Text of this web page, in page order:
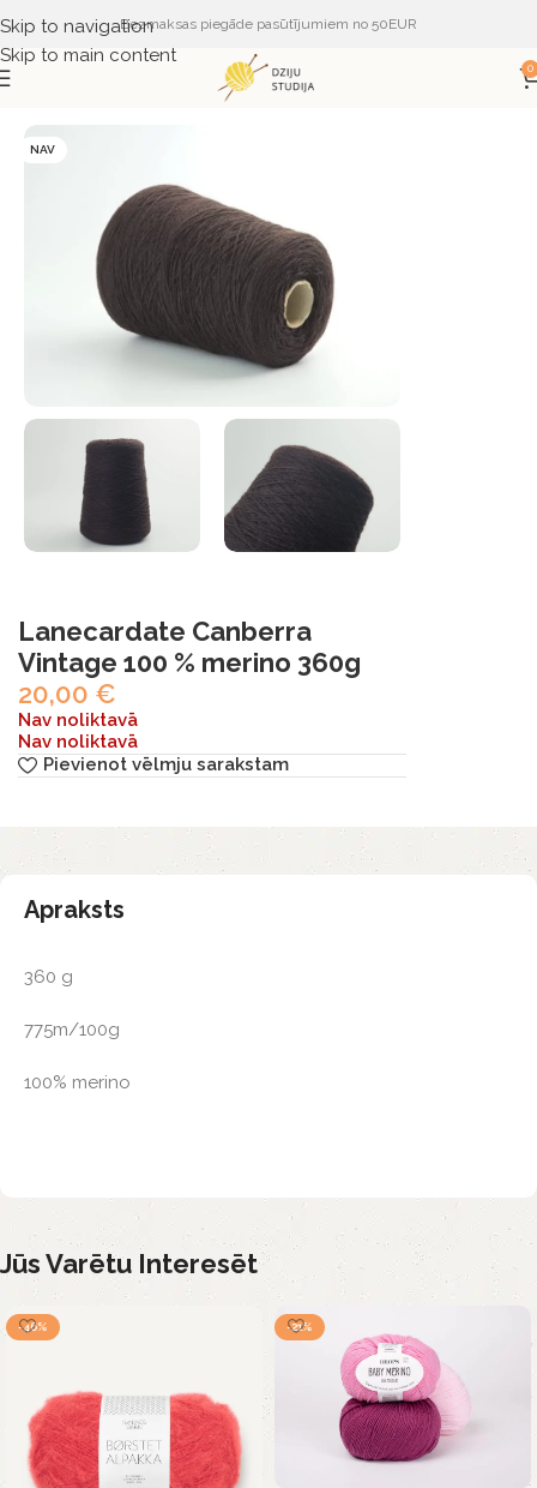
Skip to navigation
Skip to main content
Bezmaksas piegāde pasūtījumiem no 50EUR
0
DZIJA PĒC SASTĀVA
NAV
Lanecardate Canberra
Vintage 100 % merino 360g
20,00 €
Nav noliktavā
Nav noliktavā
Pievienot vēlmju sarakstam
Apraksts
360 g
775m/100g
100% merino
Jūs Varētu Interesēt
-46% -21%